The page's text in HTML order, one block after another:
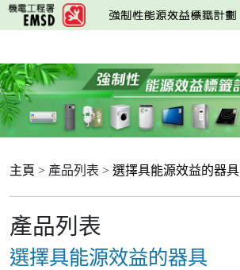
跳
至
要
內
容
主頁 > 產品列表 > 選擇具能源效益的器具
產品列表
選擇具能源效益的器具